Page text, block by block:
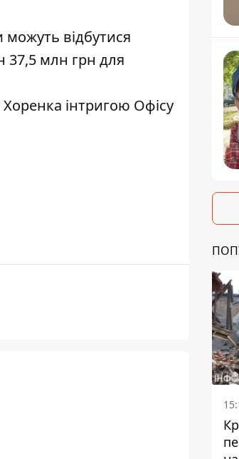
відбутися
37,5 млн грн для
інтригою Офісу